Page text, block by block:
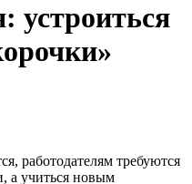
устроиться
работодателям требуются
а учиться новым